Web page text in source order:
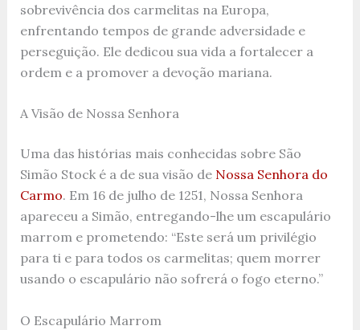
sobrevivência dos carmelitas na Europa,
enfrentando tempos de grande adversidade e
perseguição. Ele dedicou sua vida a fortalecer a
ordem e a promover a devoção mariana.
A Visão de Nossa Senhora
Uma das histórias mais conhecidas sobre São
Simão Stock é a de sua visão de Nossa Senhora do
Carmo. Em 16 de julho de 1251, Nossa Senhora
apareceu a Simão, entregando-lhe um escapulário
marrom e prometendo: “Este será um privilégio
para ti e para todos os carmelitas; quem morrer
usando o escapulário não sofrerá o fogo eterno.”
O Escapulário Marrom